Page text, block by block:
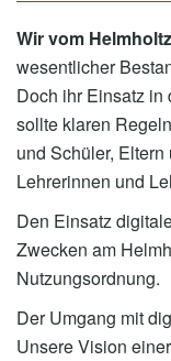
Wir vom Helmholtz
wesentlicher
Doch ihr Einsatz in
sollte klaren
und Schüler,
Lehrerinnen und
Den Einsatz
Zwecken am
Nutzungsordnung.
Der Umgang mit
Unsere Vision